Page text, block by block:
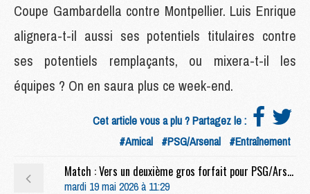
Coupe Gambardella contre Montpellier. Luis Enrique
alignera-t-il aussi ses potentiels titulaires contre
ses potentiels remplaçants, ou mixera-t-il les
équipes ? On en saura plus ce week-end.
Cet article vous a plu ? Partagez le :
#Amical #PSG/Arsenal #Entraînement
Match : Vers un deuxième gros forfait pour PSG/Arsenal
mardi 19 mai 2026 à 11:29